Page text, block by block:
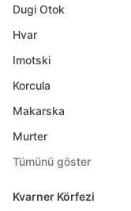
Dugi Otok
Hvar
Imotski
Korcula
Makarska
Murter
Tümünü göster
Kvarner Körfezi